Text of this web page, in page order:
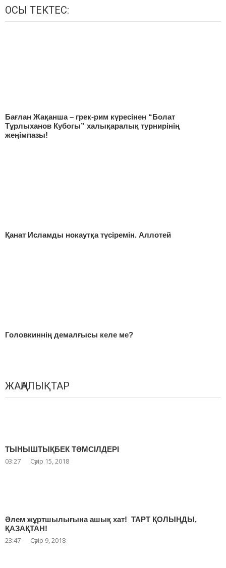
ОСЫ ТЕКТЕС:
Бағлан Жақанша – грек-рим күресінен “Болат
Тұрлыxанов Кубогы” xалықаралық турнирінің
жеңімпазы!
Қанат Исламды нокаутқа түсіремін. Аллотей
Головкиннің демалғысы келе ме?
ЖАҢАЛЫҚТАР
ТЫНЫШТЫҚБЕК ТӘМСІЛДЕРІ
03:27 Сәуір 15, 2018
Әлем жұртшылығына ашық хат! ТАРТ ҚОЛЫҢДЫ,
ҚАЗАҚТАН!
23:47 Сәуір 9, 2018